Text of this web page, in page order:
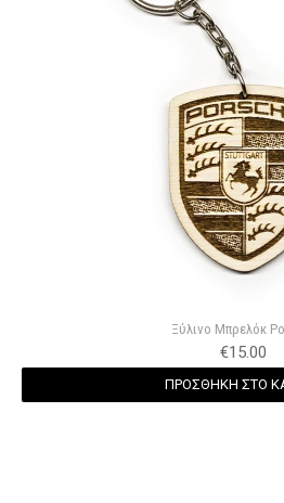
Ξύλινο Μπρελόκ
€15.00
ΠΡΟΣΘΗΚΗ ΣΤΟ